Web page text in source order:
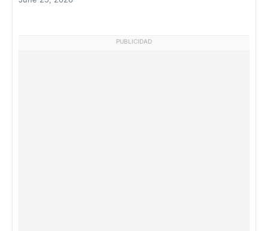
PUBLICIDAD